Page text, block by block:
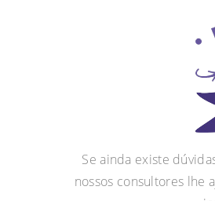
Se ainda existe
nossos consultores lhe